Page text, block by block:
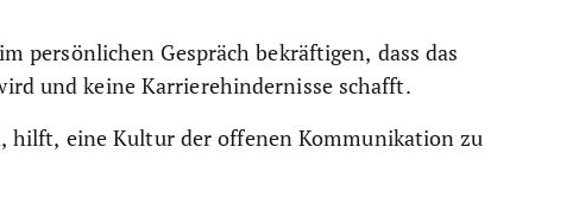
persönlichen Gespräch bekräftigen, dass das
und keine Karrierehindernisse schafft.
hilft, eine Kultur der offenen Kommunikation zu